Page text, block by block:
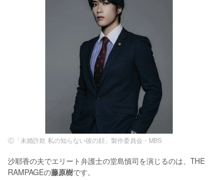
Ⓒ「未婚詐欺 私の知らない彼の顔」製作委員会・MBS
沙耶香の夫でエリート弁護士の堂島慎司を演じるのは、THE
RAMPAGEの藤原樹です。